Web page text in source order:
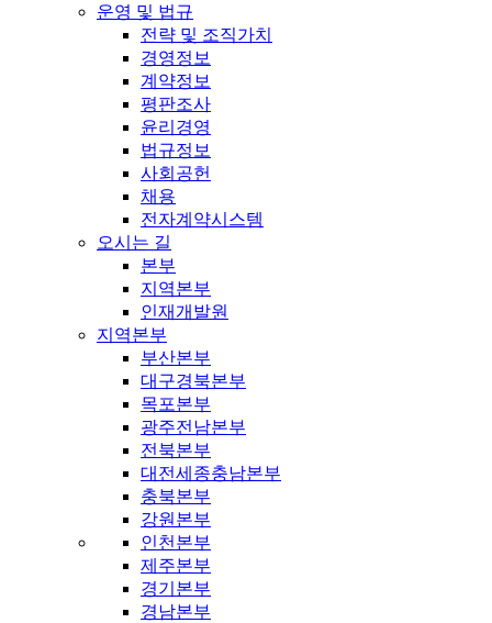
운영 및 법규
전략 및 조직가치
경영정보
계약정보
평판조사
윤리경영
법규정보
사회공헌
채용
전자계약시스템
오시는 길
본부
지역본부
인재개발원
지역본부
부산본부
대구경북본부
목포본부
광주전남본부
전북본부
대전세종충남본부
충북본부
강원본부
인천본부
제주본부
경기본부
경남본부